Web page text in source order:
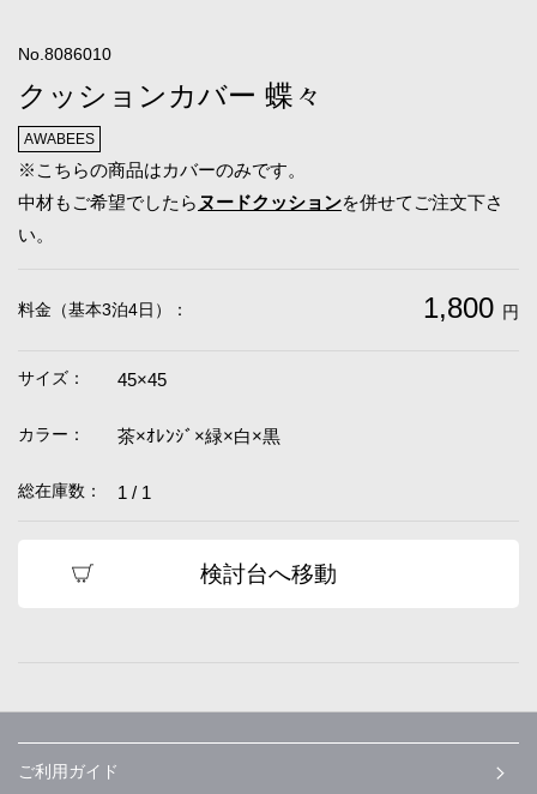
No.8086010
クッションカバー 蝶々
AWABEES
※こちらの商品はカバーのみです。
中材もご希望でしたら ヌードクッションを併せてご注文下さ
い。
料金（基本3泊4日）： 1,800 円
サイズ： 45×45
カラー： 茶×ｵﾚﾝｼﾞ×緑×白×黒
総在庫数： 1 / 1
検討台へ移動
ご利用ガイド